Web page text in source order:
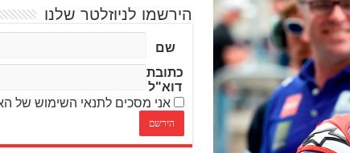
הירשמו לניוזלטר שלנו
שם
כתובת
דוא"ל
אני מסכים לתנאי השימוש של